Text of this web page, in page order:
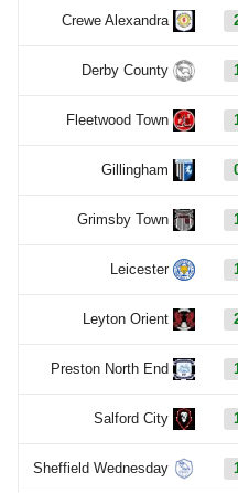
Crewe Alexandra
Derby County
Fleetwood Town
Gillingham
Grimsby Town
Leicester
Leyton Orient
Preston North End
Salford City
Sheffield Wednesday